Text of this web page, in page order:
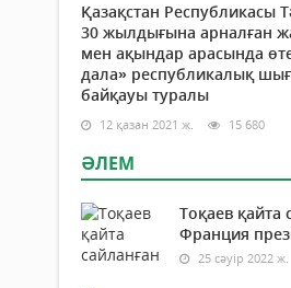
Қазақстан Республикасы
30 жылдығына арналған
мен ақындар арасында
дала» республикалық
байқауы туралы
12 қазан 2021 ж. 15 680
ӘЛЕМ
Тоқаев қайта
Франция
25 сәуір 2022 ж.